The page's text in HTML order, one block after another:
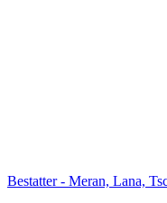
Bestatter - Meran, Lana,